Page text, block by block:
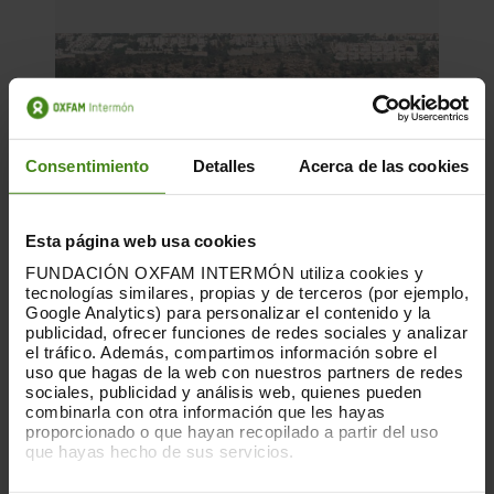
Consentimiento Detalles Acerca de las cookies
Esta página web usa cookies
FUNDACIÓN OXFAM INTERMÓN utiliza cookies y
tecnologías similares, propias y de terceros (por ejemplo,
Google Analytics) para personalizar el contenido y la
publicidad, ofrecer funciones de redes sociales y analizar
el tráfico. Además, compartimos información sobre el
uso que hagas de la web con nuestros partners de redes
sociales, publicidad y análisis web, quienes pueden
combinarla con otra información que les hayas
proporcionado o que hayan recopilado a partir del uso
que hayas hecho de sus servicios.
15.09.2025
Las actividades comerciales con los
asentamientos ilegales